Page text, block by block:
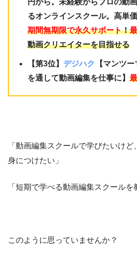
るオンラインスクール。高単
期間無期限で永久サポート！
動画クリエイターを目指せる
【第3位】 デジハク
【マンツ
を通して動画編集を仕事に】
「動画編集スクールで学びたいけ
身につけたい」
「短期で学べる動画編集スクールを
このように思っていませんか？